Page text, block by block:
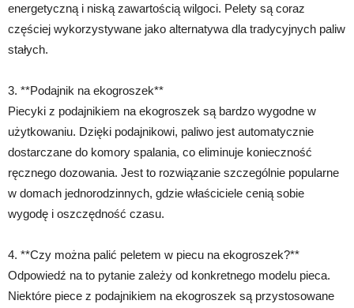
energetyczną i niską zawartością wilgoci. Pelety są coraz
częściej wykorzystywane jako alternatywa dla tradycyjnych paliw
stałych.
3. **Podajnik na ekogroszek**
Piecyki z podajnikiem na ekogroszek są bardzo wygodne w
użytkowaniu. Dzięki podajnikowi, paliwo jest automatycznie
dostarczane do komory spalania, co eliminuje konieczność
ręcznego dozowania. Jest to rozwiązanie szczególnie popularne
w domach jednorodzinnych, gdzie właściciele cenią sobie
wygodę i oszczędność czasu.
4. **Czy można palić peletem w piecu na ekogroszek?**
Odpowiedź na to pytanie zależy od konkretnego modelu pieca.
Niektóre piece z podajnikiem na ekogroszek są przystosowane